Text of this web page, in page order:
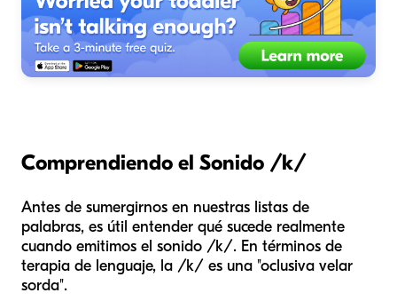
Comprendiendo el Sonido /k/
Antes de sumergirnos en nuestras listas de
palabras, es útil entender qué sucede realmente
cuando emitimos el sonido /k/. En términos de
terapia de lenguaje, la /k/ es una "oclusiva velar
sorda".